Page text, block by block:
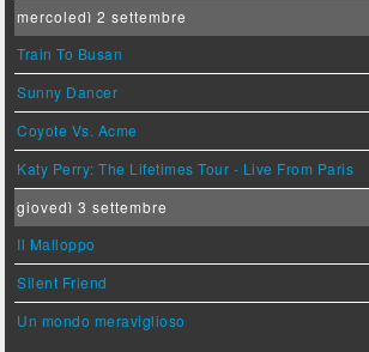
mercoledì 2 settembre
Train To Busan
Sunny Dancer
Coyote Vs. Acme
Katy Perry: The Lifetimes Tour - Live From Paris
giovedì 3 settembre
Il Malloppo
Silent Friend
Un mondo meraviglioso